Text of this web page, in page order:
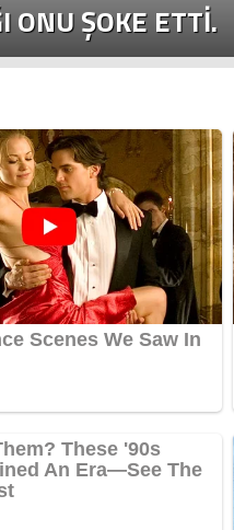
ONU ŞOKE ETTI.